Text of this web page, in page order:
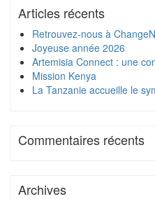
Articles récents
Retrouvez-nous à
Joyeuse année 2026
Artemisia Connect : une
Mission Kenya
La Tanzanie accueille le
Commentaires récents
Archives